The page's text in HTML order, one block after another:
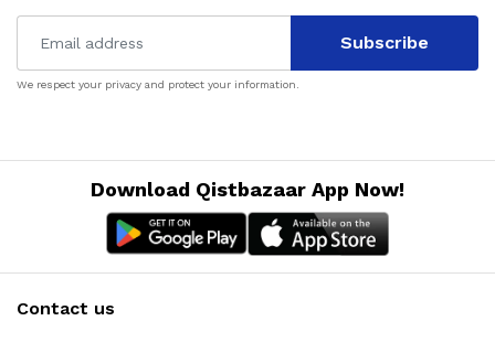
Subscribe
We respect your privacy and protect your information.
Download Qistbazaar App Now!
Contact us